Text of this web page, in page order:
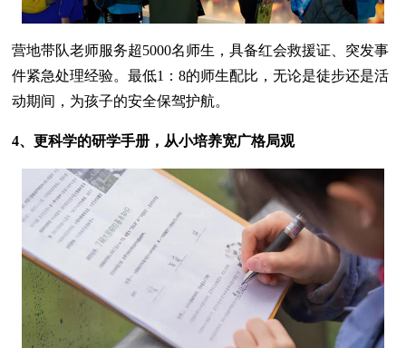
营地带队老师服务超5000名师生，具备红会救援证、突发事
件紧急处理经验。最低1：8的师生配比，无论是徒步还是活
动期间，为孩子的安全保驾护航。
4、更科学的研学手册，从小培养宽广格局观